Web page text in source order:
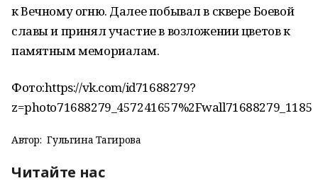
к Вечному огню. Далее побывал в сквере Боевой
славы и принял участие в возложении цветов к
памятным мемориалам.
Фото:https://vk.com/id71688279?
z=photo71688279_457241657%2Fwall71688279_1185
Автор: Гульгина Тагирова
Читайте нас